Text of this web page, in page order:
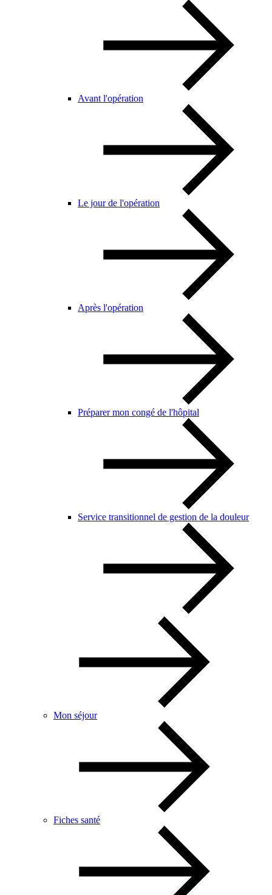
Avant l'opération
Le jour de l'opération
Après l'opération
Préparer mon congé de l'hôpital
Service transitionnel de gestion de la douleur
Mon séjour
Fiches santé